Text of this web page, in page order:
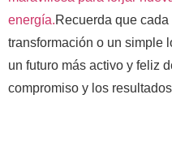
energía.Recuerda que
transformación o un simple
un futuro más activo y feliz
compromiso y los